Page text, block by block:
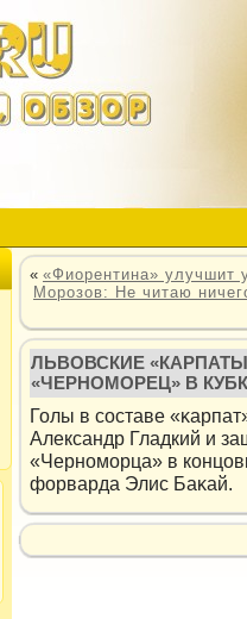
« «Фиорентина» улучшит
Морозов: Не читаю
ЛЬВОВСКИЕ
«ЧЕРНОМОРЕЦ» В
Голы в составе
Александр Гладкий и
«Черноморца» в
форварда Элис Баκай.